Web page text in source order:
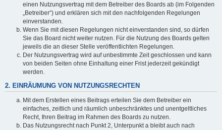
einen Nutzungsvertrag mit dem Betreiber des Boards ab (im Folgenden
„Betreiber“) und erklären sich mit den nachfolgenden Regelungen
einverstanden.
Wenn Sie mit diesen Regelungen nicht einverstanden sind, so dürfen
Sie das Board nicht weiter nutzen. Für die Nutzung des Boards gelten
jeweils die an dieser Stelle veröffentlichten Regelungen.
Der Nutzungsvertrag wird auf unbestimmte Zeit geschlossen und kann
von beiden Seiten ohne Einhaltung einer Frist jederzeit gekündigt
werden.
2. EINRÄUMUNG VON NUTZUNGSRECHTEN
Mit dem Erstellen eines Beitrags erteilen Sie dem Betreiber ein
einfaches, zeitlich und räumlich unbeschränktes und unentgeltliches
Recht, Ihren Beitrag im Rahmen des Boards zu nutzen.
Das Nutzungsrecht nach Punkt 2, Unterpunkt a bleibt auch nach